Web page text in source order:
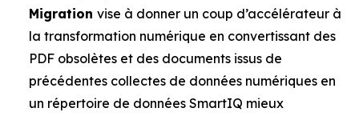
Migration vise à donner un coup d’accélérateur à
la transformation numérique en convertissant des
PDF obsolètes et des documents issus de
précédentes collectes de données numériques en
un répertoire de données SmartIQ mieux